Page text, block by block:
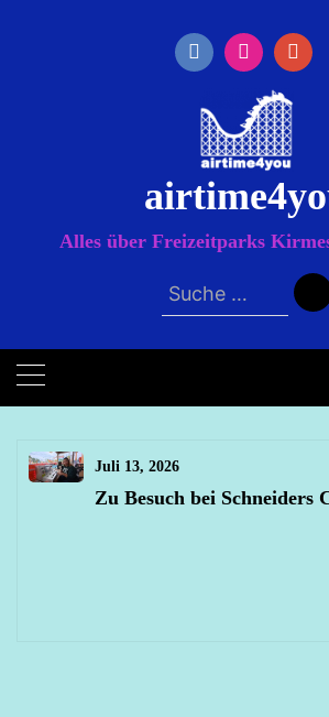
Alles über Freizeitparks
Suche
nach:
Juli 13, 2026
Zu Besuch bei Schneiders